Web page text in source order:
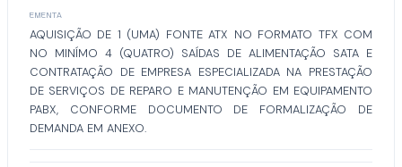
EMENTA
AQUISIÇÃO DE 1 (UMA) FONTE ATX NO FORMATO TFX COM
NO MINÍMO 4 (QUATRO) SAÍDAS DE ALIMENTAÇÃO SATA E
CONTRATAÇÃO DE EMPRESA ESPECIALIZADA NA PRESTAÇÃO
DE SERVIÇOS DE REPARO E MANUTENÇÃO EM EQUIPAMENTO
PABX, CONFORME DOCUMENTO DE FORMALIZAÇÃO DE
DEMANDA EM ANEXO.